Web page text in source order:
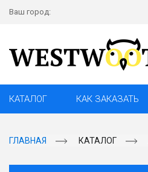
Ваш город:
КАТАЛОГ КАК ЗАКАЗАТЬ
ГЛАВНАЯ КАТАЛОГ